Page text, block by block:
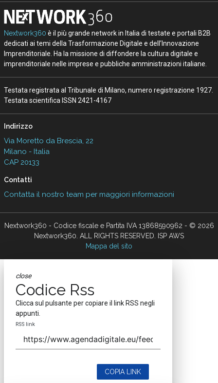
Nextwork360 è il più grande network in Italia di testate e portali B2B
dedicati ai temi della Trasformazione Digitale e dell’Innovazione
Imprenditoriale. Ha la missione di diffondere la cultura digitale e
imprenditoriale nelle imprese e pubbliche amministrazioni italiane.
Testata registrata al Tribunale di Milano, numero registrazione 1927.
Testata scientifica ISSN 2421-4167
Indirizzo
Via Moretto da Brescia, 22
Milano - Italia
CAP 20133
Contatti
Contatta il nostro team per maggiori informazioni
Nextwork360 - Codice fiscale e Partita IVA 13868590962 - © 2026
Nextwork360. ALL RIGHTS RESERVED. ISP AWS
Mappa del sito
close
Codice Rss
Clicca sul pulsante per copiare il link RSS negli
appunti.
RSS link
COPIA LINK